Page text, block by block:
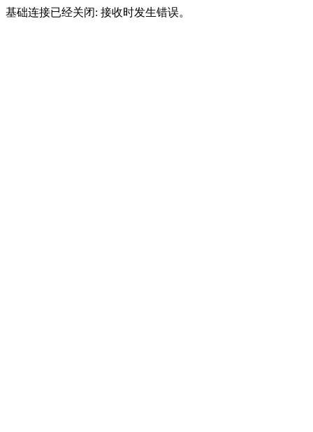
基础连接已经关闭: 接收时发生错误。